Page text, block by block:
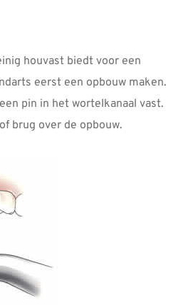
houvast biedt voor een
eerst een opbouw maken.
pin in het wortelkanaal vast.
brug over de opbouw.